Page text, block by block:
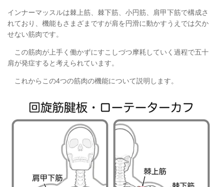
インナーマッスルは棘上筋、棘下筋、小円筋、肩甲下筋で構成さ
れており、機能もさまざまですが肩を円滑に動かすうえでは欠か
せない筋肉です。
この筋肉が上手く働かずにすこしづつ摩耗していく過程で五十
肩が発症すると考えられています。
これからこの4つの筋肉の機能について説明します。